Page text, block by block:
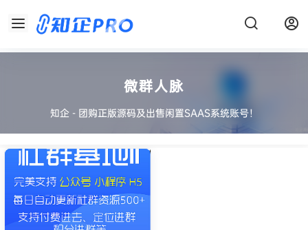
微群人脉
知企 - 团购正版源码及出售闲置SAAS系统账号！